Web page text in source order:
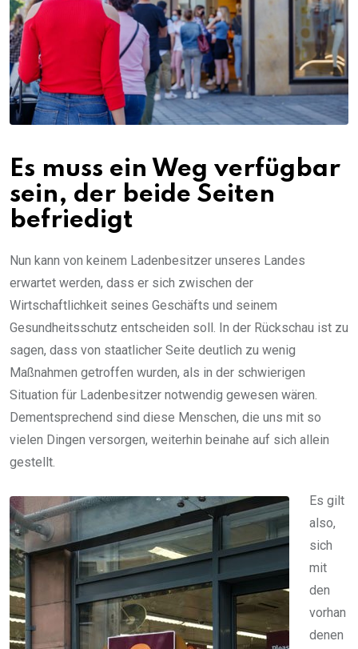
Es muss ein Weg verfügbar
sein, der beide Seiten
befriedigt
Nun kann von keinem Ladenbesitzer unseres Landes
erwartet werden, dass er sich zwischen der
Wirtschaftlichkeit seines Geschäfts und seinem
Gesundheitsschutz entscheiden soll. In der Rückschau ist zu
sagen, dass von staatlicher Seite deutlich zu wenig
Maßnahmen getroffen wurden, als in der schwierigen
Situation für Ladenbesitzer notwendig gewesen wären.
Dementsprechend sind diese Menschen, die uns mit so
vielen Dingen versorgen, weiterhin beinahe auf sich allein
gestellt.
Es gilt
also,
sich
mit
den
vorhan
denen